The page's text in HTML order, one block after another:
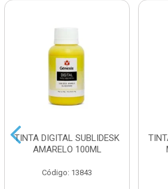
TINTA DIGITAL SUBLIDESK
AMARELO 100ML
Código: 13843